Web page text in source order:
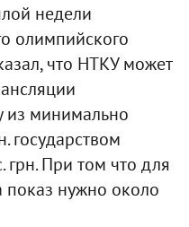
недели
олимпийского
что НТКУ может
из минимально
государством
грн. При том что для
показ нужно около